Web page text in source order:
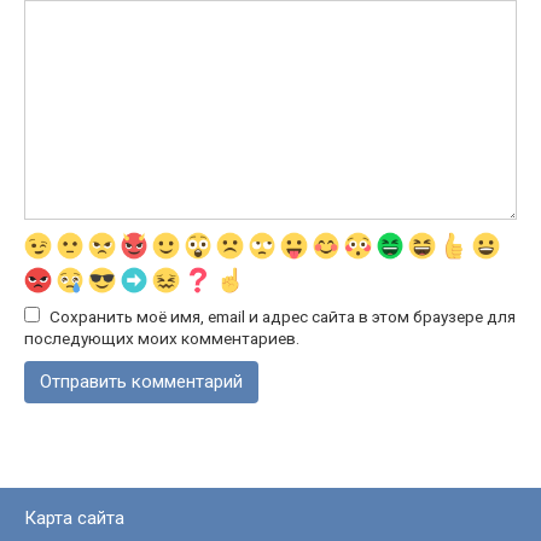
Сохранить моё имя, email и адрес сайта в этом браузере для
последующих моих комментариев.
Карта сайта